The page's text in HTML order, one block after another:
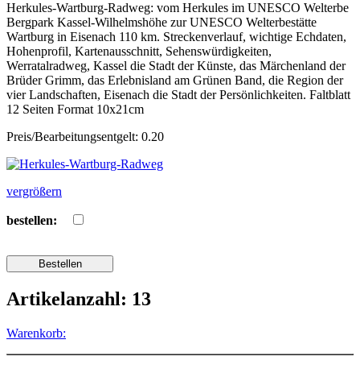
Herkules-Wartburg-Radweg: vom Herkules im UNESCO Welterbe
Bergpark Kassel-Wilhelmshöhe zur UNESCO Welterbestätte
Wartburg in Eisenach 110 km. Streckenverlauf, wichtige Echdaten,
Hohenprofil, Kartenausschnitt, Sehenswürdigkeiten,
Werratalradweg, Kassel die Stadt der Künste, das Märchenland der
Brüder Grimm, das Erlebnisland am Grünen Band, die Region der
vier Landschaften, Eisenach die Stadt der Persönlichkeiten. Faltblatt
12 Seiten Format 10x21cm
Preis/Bearbeitungsentgelt: 0.20
vergrößern
bestellen:
Artikelanzahl: 13
Warenkorb: